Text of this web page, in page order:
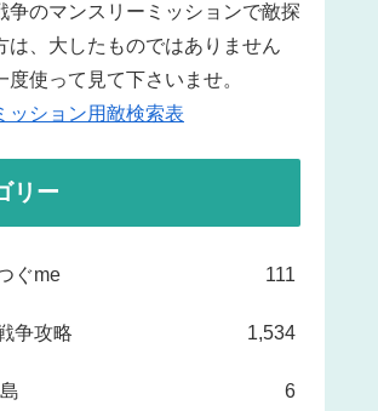
争のマンスリーミッションで敵探
は、大したものではありません
度使って見て下さいませ。
ッション用敵検索表
リー
ぐme 111
争攻略 1,534
6